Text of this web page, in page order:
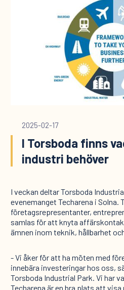
2025-02-17
I Torsboda finns
industri behöver
I veckan deltar Torsboda
evenemanget Techarena i Solna.
företagsrepresentanter,
samlas för att knyta
ämnen inom teknik, hållbarhet
- Vi åker för att ha möten med
innebära investeringar hos oss,
Torsboda Industrial Park. Vi har
Techarena är en bra plats att visa